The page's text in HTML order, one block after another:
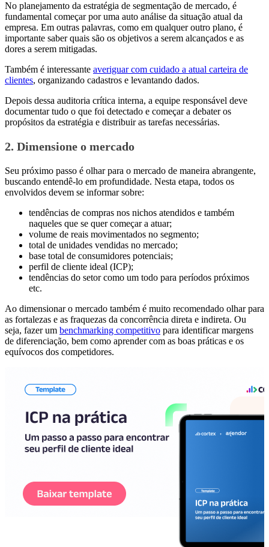
No planejamento da estratégia de segmentação de mercado, é
fundamental começar por uma auto análise da situação atual da
empresa. Em outras palavras, como em qualquer outro plano, é
importante saber quais são os objetivos a serem alcançados e as
dores a serem mitigadas.
Também é interessante averiguar com cuidado a atual carteira de
clientes, organizando cadastros e levantando dados.
Depois dessa auditoria crítica interna, a equipe responsável deve
documentar tudo o que foi detectado e começar a debater os
propósitos da estratégia e distribuir as tarefas necessárias.
2. Dimensione o mercado
Seu próximo passo é olhar para o mercado de maneira abrangente,
buscando entendê-lo em profundidade. Nesta etapa, todos os
envolvidos devem se informar sobre:
tendências de compras nos nichos atendidos e também
naqueles que se quer começar a atuar;
volume de reais movimentados no segmento;
total de unidades vendidas no mercado;
base total de consumidores potenciais;
perfil de cliente ideal (ICP);
tendências do setor como um todo para períodos próximos
etc.
Ao dimensionar o mercado também é muito recomendado olhar para
as fortalezas e as fraquezas da concorrência direta e indireta. Ou
seja, fazer um benchmarking competitivo para identificar margens
de diferenciação, bem como aprender com as boas práticas e os
equívocos dos competidores.